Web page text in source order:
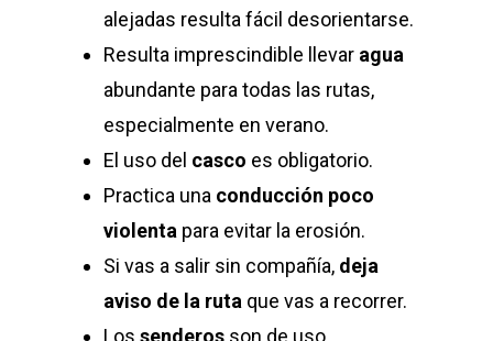
alejadas resulta fácil desorientarse.
Resulta imprescindible llevar agua
abundante para todas las rutas,
especialmente en verano.
El uso del casco es obligatorio.
Practica una conducción poco
violenta para evitar la erosión.
Si vas a salir sin compañía, deja
aviso de la ruta que vas a recorrer.
Los senderos son de uso